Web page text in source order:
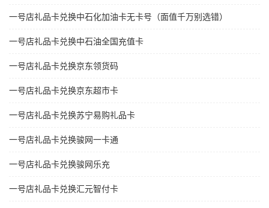
一号店礼品卡兑换中石化加油卡无卡号（面值千万别选错）
一号店礼品卡兑换中石油全国充值卡
一号店礼品卡兑换京东领货码
一号店礼品卡兑换京东超市卡
一号店礼品卡兑换苏宁易购礼品卡
一号店礼品卡兑换骏网一卡通
一号店礼品卡兑换骏网乐充
一号店礼品卡兑换汇元智付卡